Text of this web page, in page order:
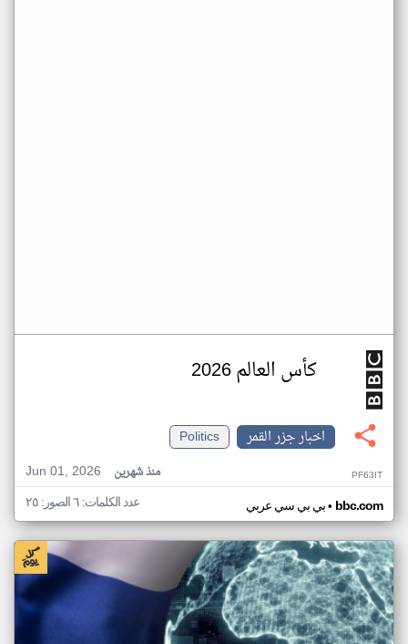
كأس العالم 2026
اخبار جزر القمر
Politics
Jun 01, 2026
منذ شهرين PF63IT
بي بي سي عربي• bbc.com عدد الكلمات: ٦ الصور: ٢٥